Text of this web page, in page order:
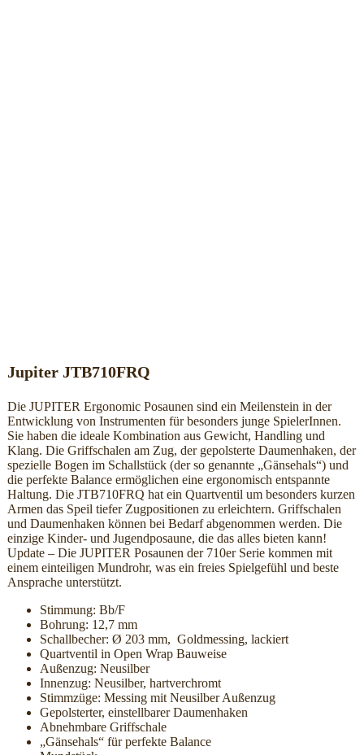
Jupiter JTB710FRQ
Die JUPITER Ergonomic Posaunen sind ein Meilenstein in der
Entwicklung von Instrumenten für besonders junge SpielerInnen.
Sie haben die ideale Kombination aus Gewicht, Handling und
Klang. Die Griffschalen am Zug, der gepolsterte Daumenhaken, der
spezielle Bogen im Schallstück (der so genannte „Gänsehals“) und
die perfekte Balance ermöglichen eine ergonomisch entspannte
Haltung. Die JTB710FRQ hat ein Quartventil um besonders kurzen
Armen das Speil tiefer Zugpositionen zu erleichtern. Griffschalen
und Daumenhaken können bei Bedarf abgenommen werden. Die
einzige Kinder- und Jugendposaune, die das alles bieten kann!
Update – Die JUPITER Posaunen der 710er Serie kommen mit
einem einteiligen Mundrohr, was ein freies Spielgefühl und beste
Ansprache unterstützt.
Stimmung: Bb/F
Bohrung: 12,7 mm
Schallbecher: Ø 203 mm, Goldmessing, lackiert
Quartventil in Open Wrap Bauweise
Außenzug: Neusilber
Innenzug: Neusilber, hartverchromt
Stimmzüge: Messing mit Neusilber Außenzug
Gepolsterter, einstellbarer Daumenhaken
Abnehmbare Griffschale
„Gänsehals“ für perfekte Balance